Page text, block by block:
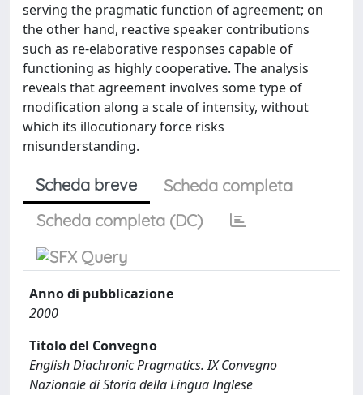
serving the pragmatic function of agreement; on
the other hand, reactive speaker contributions
such as re-elaborative responses capable of
functioning as highly cooperative. The analysis
reveals that agreement involves some type of
modification along a scale of intensity, without
which its illocutionary force risks
misunderstanding.
Scheda breve
Scheda completa
Scheda completa (DC)
Anno di pubblicazione
2000
Titolo del Convegno
English Diachronic Pragmatics. IX Convegno
Nazionale di Storia della Lingua Inglese